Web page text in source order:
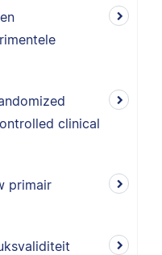
clinical
primair